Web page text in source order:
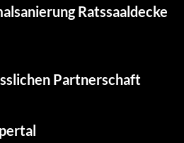
Ratssaaldecke
Partnerschaft